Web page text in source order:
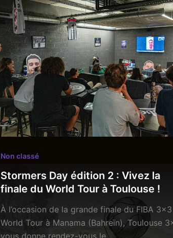
Non classé
Stormers Day édition 2 : Vivez la
finale du World Tour à Toulouse !
À l’occasion de la grande finale du FIBA 3×3
World Tour à Manama (Bahreïn), Toulouse